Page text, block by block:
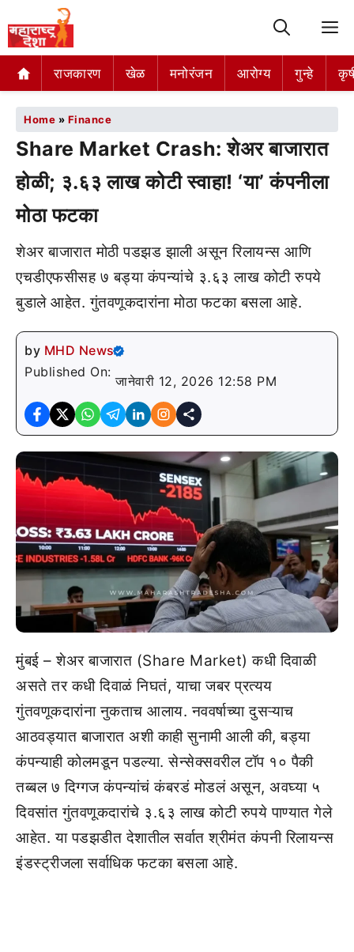
राजकारण खेळ मनोरंजन आरोग्य गुन्हे
Home » Finance
Share Market Crash: शेअर बाजारात
होळी; ३.६३ लाख कोटी स्वाहा! ‘या’ कंपनीला
मोठा फटका
शेअर बाजारात मोठी पडझड झाली असून रिलायन्स आणि
एचडीएफसीसह ७ बड्या कंपन्यांचे ३.६३ लाख कोटी रुपये
बुडाले आहेत. गुंतवणूकदारांना मोठा फटका बसला आहे.
by MHD News
Published On:
जानेवारी 12, 2026 12:58 PM
मुंबई – शेअर बाजारात (Share Market) कधी दिवाळी
असते तर कधी दिवाळं निघतं, याचा जबर प्रत्यय
गुंतवणूकदारांना नुकताच आलाय. नववर्षाच्या दुसऱ्याच
आठवड्यात बाजारात अशी काही सुनामी आली की, बड्या
कंपन्याही कोलमडून पडल्या. सेन्सेक्सवरील टॉप १० पैकी
तब्बल ७ दिग्गज कंपन्यांचं कंबरडं मोडलं असून, अवघ्या ५
दिवसांत गुंतवणूकदारांचे ३.६३ लाख कोटी रुपये पाण्यात गेले
आहेत. या पडझडीत देशातील सर्वात श्रीमंत कंपनी रिलायन्स
इंडस्ट्रीजला सर्वाधिक फटका बसला आहे.